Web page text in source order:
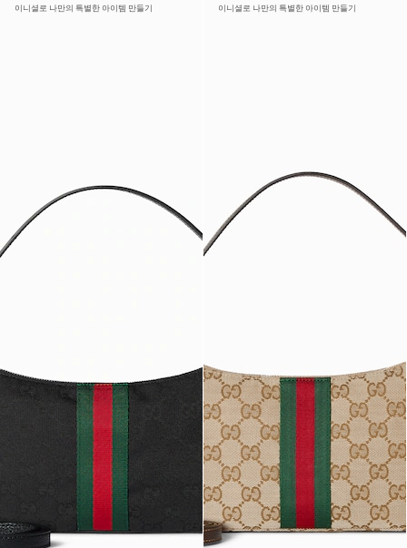
이니셜로 나만의 특별한 아이템 만들기 이니셜로 나만의 특별한 아이템 만들기